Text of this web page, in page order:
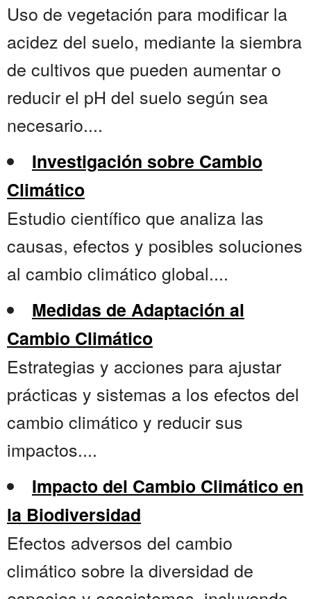
Uso de vegetación para modificar la
acidez del suelo, mediante la siembra
de cultivos que pueden aumentar o
reducir el pH del suelo según sea
necesario....
Investigación sobre Cambio
Climático
Estudio científico que analiza las
causas, efectos y posibles soluciones
al cambio climático global....
Medidas de Adaptación al
Cambio Climático
Estrategias y acciones para ajustar
prácticas y sistemas a los efectos del
cambio climático y reducir sus
impactos....
Impacto del Cambio Climático en
la Biodiversidad
Efectos adversos del cambio
climático sobre la diversidad de